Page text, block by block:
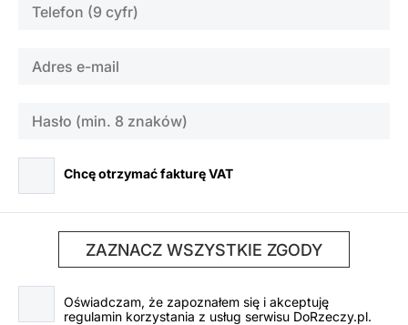
Chcę otrzymać fakturę VAT
ZAZNACZ WSZYSTKIE ZGODY
Oświadczam, że zapoznałem się i akceptuję
regulamin korzystania z usług serwisu DoRzeczy.pl.